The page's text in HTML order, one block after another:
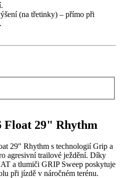
(na třetinky) – přímo při
Float 29" Rhythm
29″ Rhythm s technologií Grip a
agresivní trailové ježdění. Díky
a tlumiči GRIP Sweep poskytuje
při jízdě v náročném terénu.